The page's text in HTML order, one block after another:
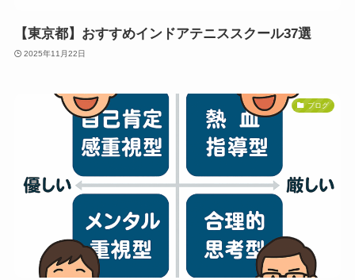
【東京都】おすすめインドアテニススクール37選
2025年11月22日
ブログ